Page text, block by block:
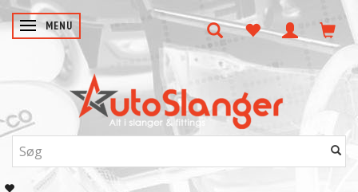
SKIFTE NAVIGATION
MENU